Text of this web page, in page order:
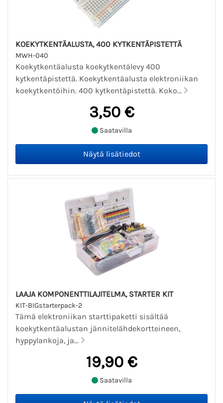
KOEKYTKENTÄALUSTA, 400 KYTKENTÄPISTETTÄ
MWH-040
Koekytkentäalusta koekytkentälevy 400
kytkentäpistettä. Koekytkentäalusta elektroniikan
koekytkentöihin. 400 kytkentäpistettä. Koko...
3,50 €
Saatavilla
LAAJA KOMPONENTTILAJITELMA, STARTER KIT
KIT-BIGstarterpack-2
Tämä elektroniikan starttipaketti sisältää
koekytkentäalustan jännitelähdekortteineen,
hyppylankoja, ja...
19,90 €
Saatavilla